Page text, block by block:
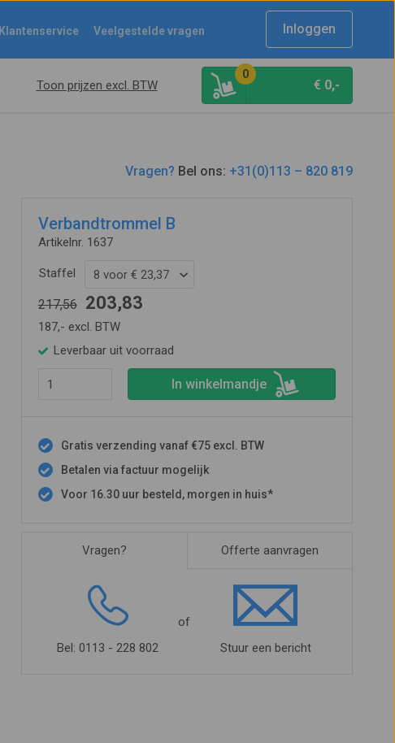
Klantenservice Veelgestelde vragen Inloggen
Toon prijzen excl. BTW
0
€ 0,-
Vragen? Bel ons: +31(0)113 – 820 819
Verbandtrommel B
Artikelnr. 1637
Staffel 8 voor € 23,37
217,56 203,83
187,- excl. BTW
Leverbaar uit voorraad
In winkelmandje
Gratis verzending vanaf €75 excl. BTW
Betalen via factuur mogelijk
Voor 16.30 uur besteld, morgen in huis*
Vragen? Offerte aanvragen
Bel: 0113 - 228 802
of
Stuur een bericht